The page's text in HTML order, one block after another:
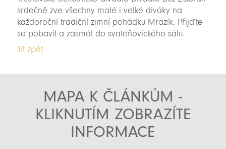
srdečně zve všechny malé i velké diváky na
každoroční tradiční zimní pohádku Mrazík. Přijďte
se pobavit a zasmát do svatoňovického sálu.
Jít zpět
MAPA K ČLÁNKŮM -
KLIKNUTÍM ZOBRAZÍTE
INFORMACE